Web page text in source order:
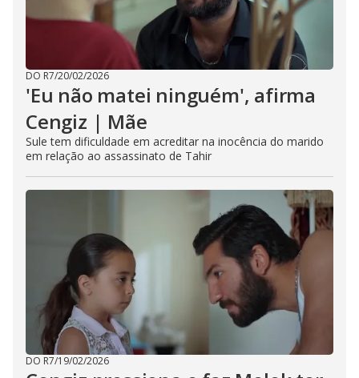
DO R7/20/02/2026
'Eu não matei ninguém', afirma
Cengiz | Mãe
Sule tem dificuldade em acreditar na inocência do marido
em relação ao assassinato de Tahir
DO R7/19/02/2026